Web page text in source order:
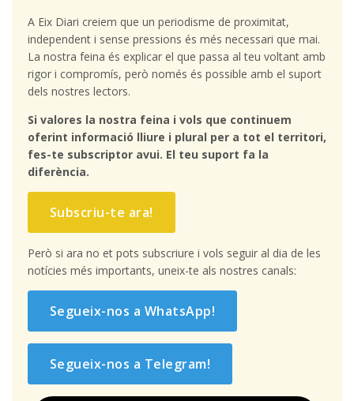
A Eix Diari creiem que un periodisme de proximitat,
independent i sense pressions és més necessari que mai.
La nostra feina és explicar el que passa al teu voltant amb
rigor i compromís, però només és possible amb el suport
dels nostres lectors.
Si valores la nostra feina i vols que continuem
oferint informació lliure i plural per a tot el territori,
fes-te subscriptor avui. El teu suport fa la
diferència.
Subscriu-te ara!
Però si ara no et pots subscriure i vols seguir al dia de les
notícies més importants, uneix-te als nostres canals:
Segueix-nos a WhatsApp!
Segueix-nos a Telegram!